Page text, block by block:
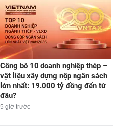
Công bố 10 doanh nghiệp thép –
vật liệu xây dựng nộp ngân sách
lớn nhất: 19.000 tỷ đồng đến từ
đâu?
5 giờ trước